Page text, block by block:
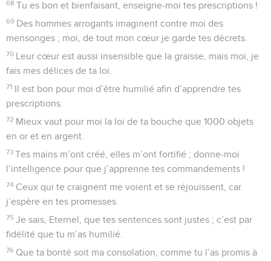
68 Tu es bon et bienfaisant, enseigne-moi tes prescriptions !
69 Des hommes arrogants imaginent contre moi des
mensonges ; moi, de tout mon cœur je garde tes décrets.
70 Leur cœur est aussi insensible que la graisse, mais moi, je
fais mes délices de ta loi.
71 Il est bon pour moi d’être humilié afin d’apprendre tes
prescriptions.
72 Mieux vaut pour moi la loi de ta bouche que 1000 objets
en or et en argent.
73 Tes mains m’ont créé, elles m’ont fortifié ; donne-moi
l’intelligence pour que j’apprenne tes commandements !
74 Ceux qui te craignent me voient et se réjouissent, car
j’espère en tes promesses.
75 Je sais, Eternel, que tes sentences sont justes ; c’est par
fidélité que tu m’as humilié.
76 Que ta bonté soit ma consolation, comme tu l’as promis à